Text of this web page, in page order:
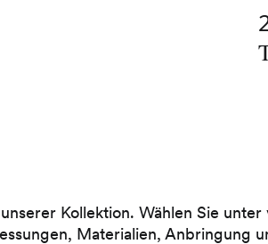
Kollektion. Wählen Sie
Materialien, Anbringung